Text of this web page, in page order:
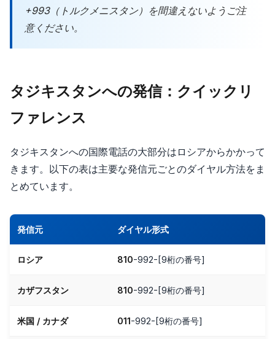
+993（トルクメニスタン）を間違えないようご注
意ください。
タジキスタンへの発信：クイックリ
ファレンス
タジキスタンへの国際電話の大部分はロシアからかかって
きます。以下の表は主要な発信元ごとのダイヤル方法をま
とめています。
発信元 ダイヤル形式
ロシア 810-992-[9桁の番号]
カザフスタン 810-992-[9桁の番号]
米国 / カナダ 011-992-[9桁の番号]